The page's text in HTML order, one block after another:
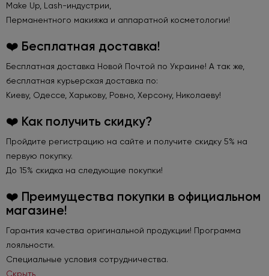
Make Up, Lash-индустрии,
Перманентного макияжа и аппаратной косметологии!
❤️ Бесплатная доставка!
Бесплатная доставка Новой Почтой по Украине! А так же,
бесплатная курьерская доставка по:
Киеву, Одессе, Харькову, Ровно, Херсону, Николаеву!
❤️ Как получить скидку?
Пройдите регистрацию на сайте и получите скидку 5% на
первую покупку.
До 15% скидка на следующие покупки!
❤️ Преимущества покупки в официальном
магазине!
Гарантия качества оригинальной продукции! Программа
лояльности.
Специальные условия сотрудничества.
Скрыть